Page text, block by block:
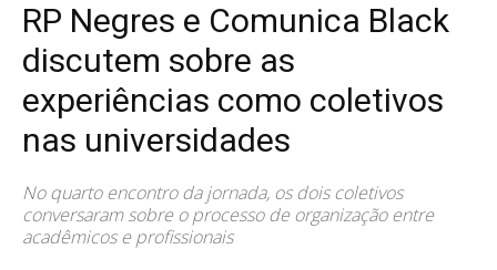
RP Negres e Comunica Black
discutem sobre as
experiências como coletivos
nas universidades
No quarto encontro da jornada, os dois coletivos
conversaram sobre o processo de organização entre
acadêmicos e profissionais